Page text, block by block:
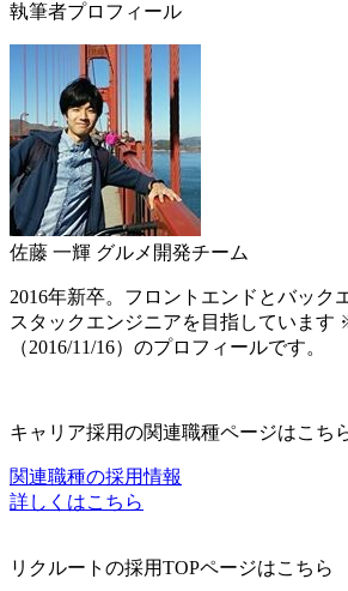
執筆者プロフィール
佐藤 一輝 グルメ開発チーム
2016年新卒。フロントエンドとバック
スタックエンジニアを目指しています
（2016/11/16）のプロフィールです。
キャリア採用の関連職種ページはこち
関連職種の採用情報
詳しくはこちら
リクルートの採用TOPページはこちら